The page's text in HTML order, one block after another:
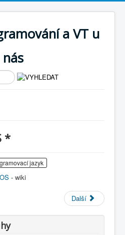
a VT u
nás
*
jazyk
- wiki
Další